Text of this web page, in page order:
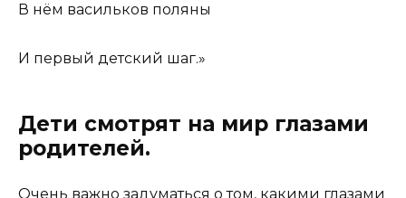
В нём васильков поляны
И первый детский шаг.»
Дети смотрят на мир глазами
родителей.
Очень важно задуматься о том, какими глазами